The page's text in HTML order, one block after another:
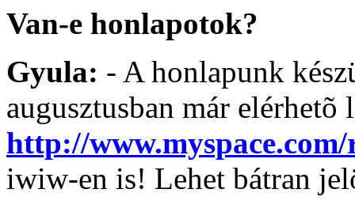
Van-e honlapotok?
Gyula: - A honlapunk
augusztusban már
http://
iwiw-en is! Lehet bátran